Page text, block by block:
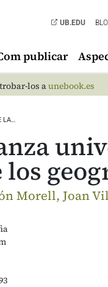
UB.EDU
publicar
los aunebook.es
LA…
Morell, Joan